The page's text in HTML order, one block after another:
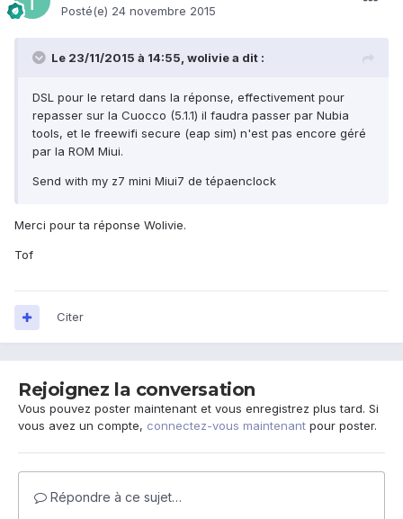
Posté(e) 24 novembre 2015
Le 23/11/2015 à 14:55, wolivie a dit :
DSL pour le retard dans la réponse, effectivement pour
repasser sur la Cuocco (5.1.1) il faudra passer par Nubia
tools, et le freewifi secure (eap sim) n'est pas encore géré
par la ROM Miui.
Send with my z7 mini Miui7 de tépaenclock
Merci pour ta réponse Wolivie.
Tof
Citer
Rejoignez la conversation
Vous pouvez poster maintenant et vous enregistrez plus tard. Si
vous avez un compte, connectez-vous maintenant pour poster.
Répondre à ce sujet…